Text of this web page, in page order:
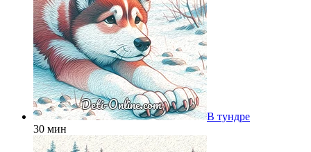
В тундре
30 мин